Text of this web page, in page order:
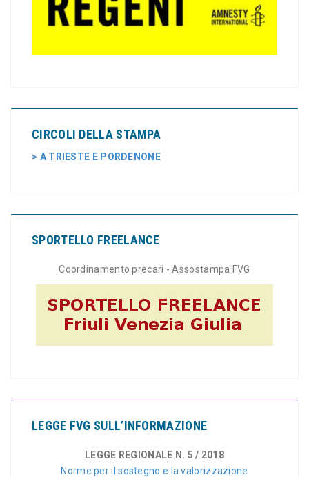
CIRCOLI DELLA STAMPA
> A TRIESTE E PORDENONE
SPORTELLO FREELANCE
Coordinamento precari - Assostampa FVG
LEGGE FVG SULL’INFORMAZIONE
LEGGE REGIONALE N. 5 / 2018
Norme per il sostegno e la valorizzazione